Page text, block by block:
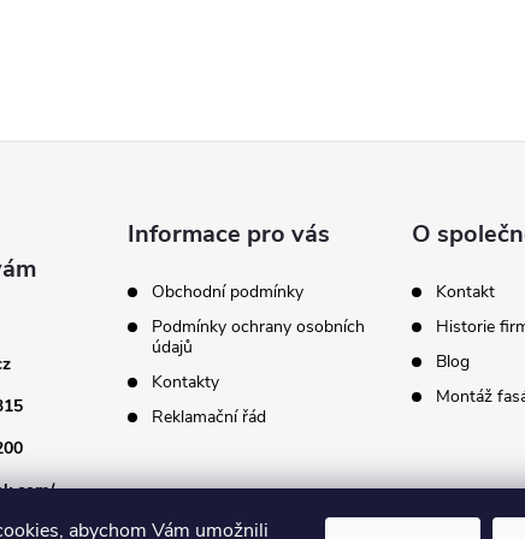
abychom Vám umožnili
Informace pro vás
Obchodní podmínky
Podmínky ochrany osobních
údajů
Kontakty
Reklamační řád
O
Kontakt
Historie
Blog
Montáž